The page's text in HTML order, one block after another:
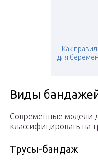
Как
для
Виды
Современные модели
классифицировать на
Трусы-бандаж